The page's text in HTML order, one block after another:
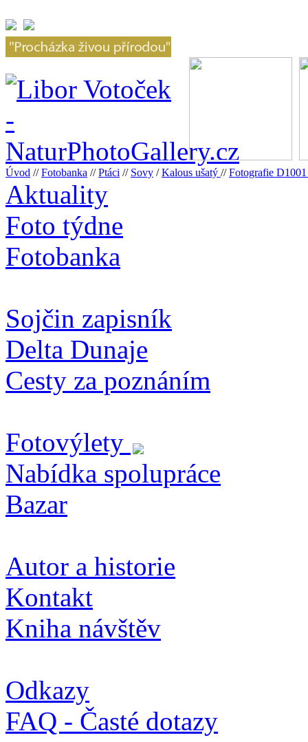
Úvod //Fotobanka //Ptáci // Sovy /Kalous ušatý //Fotografie
Aktuality
Foto týdne
Fotobanka
Sojčin zapisník
Delta Dunaje
Cesty za poznáním
Fotovýlety
Nabídka spolupráce
Bazar
Autor a historie
Kontakt
Kniha návštěv
Odkazy
FAQ - Časté dotazy